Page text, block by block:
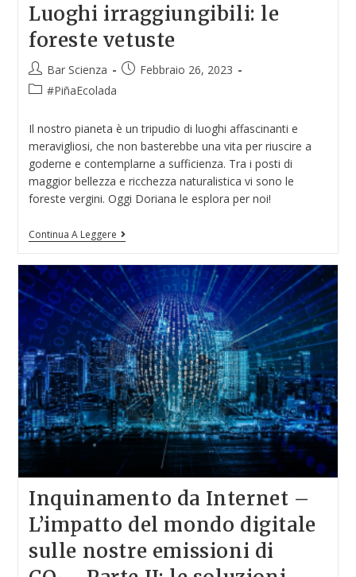
Luoghi irraggiungibili: le
foreste vetuste
Bar Scienza
Febbraio 26, 2023
#PiñaEcolada
Il nostro pianeta è un tripudio di luoghi affascinanti e
meravigliosi, che non basterebbe una vita per riuscire a
goderne e contemplarne a sufficienza. Tra i posti di
maggior bellezza e ricchezza naturalistica vi sono le
foreste vergini. Oggi Doriana le esplora per noi!
Continua A Leggere
Inquinamento da Internet –
L’impatto del mondo digitale
sulle nostre emissioni di